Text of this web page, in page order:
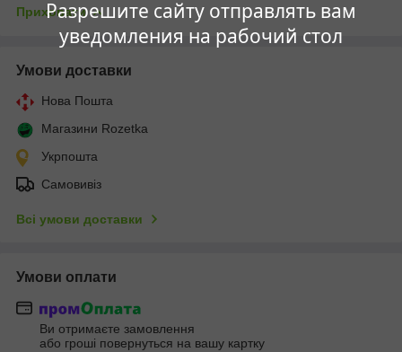
Разрешите сайту отправлять вам
уведомления на рабочий стол
Приховати
Умови доставки
Нова Пошта
Магазини Rozetka
Укрпошта
Самовивіз
Всі умови доставки
Умови оплати
Ви отримаєте замовлення
або гроші повернуться на вашу картку